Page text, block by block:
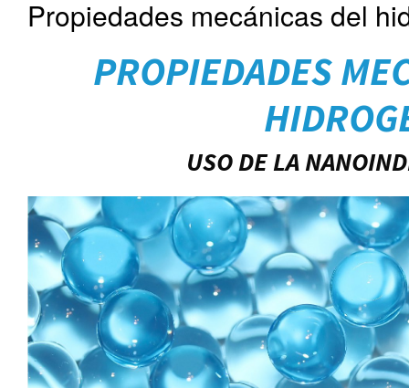
Propiedades mecánicas del
PROPIEDADES
USO DE LA